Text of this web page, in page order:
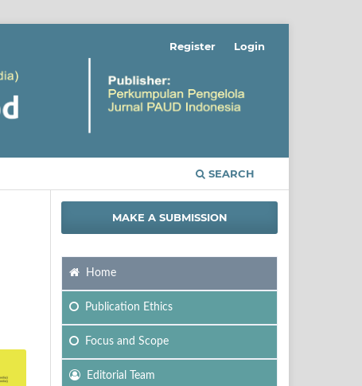
SEARCH
Register Login
MAKE A SUBMISSION
Home
Publication Ethics
Focus and Scope
Editorial Team